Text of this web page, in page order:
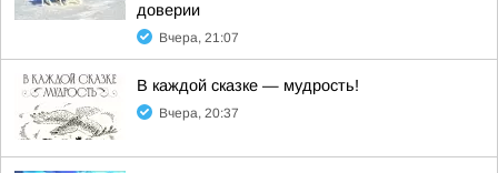
доверии
Вчера, 21:07
В каждой сказке — мудрость!
Вчера, 20:37